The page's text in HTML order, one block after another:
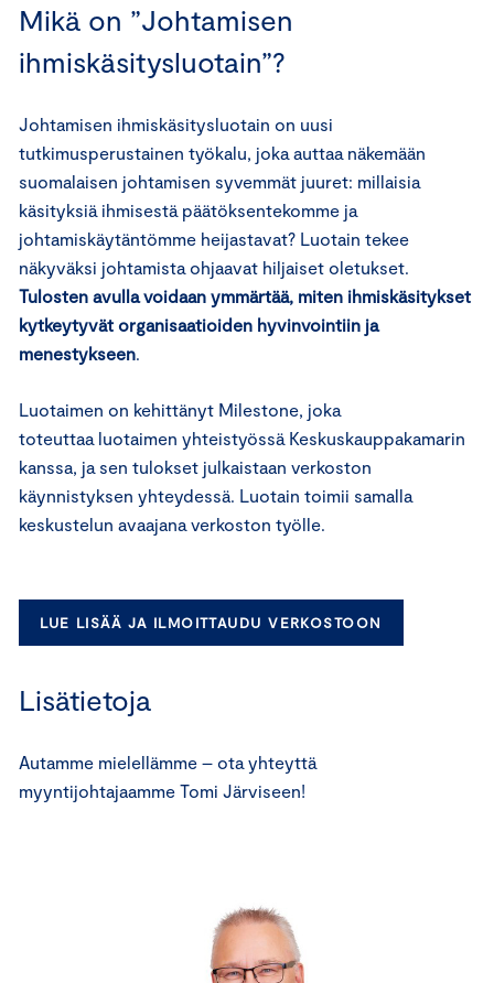
Mikä on ”Johtamisen
ihmiskäsitysluotain”?
Johtamisen ihmiskäsitysluotain on uusi
tutkimusperustainen työkalu, joka auttaa näkemään
suomalaisen johtamisen syvemmät juuret: millaisia
käsityksiä ihmisestä päätöksentekomme ja
johtamiskäytäntömme heijastavat? Luotain tekee
näkyväksi johtamista ohjaavat hiljaiset oletukset.
Tulosten avulla voidaan ymmärtää, miten ihmiskäsitykset
kytkeytyvät organisaatioiden hyvinvointiin ja
menestykseen.
Luotaimen on kehittänyt Milestone, joka
toteuttaa luotaimen yhteistyössä Keskuskauppakamarin
kanssa, ja sen tulokset julkaistaan verkoston
käynnistyksen yhteydessä. Luotain toimii samalla
keskustelun avaajana verkoston työlle.
LUE LISÄÄ JA ILMOITTAUDU VERKOSTOON
Lisätietoja
Autamme mielellämme – ota yhteyttä
myyntijohtajaamme Tomi Järviseen!